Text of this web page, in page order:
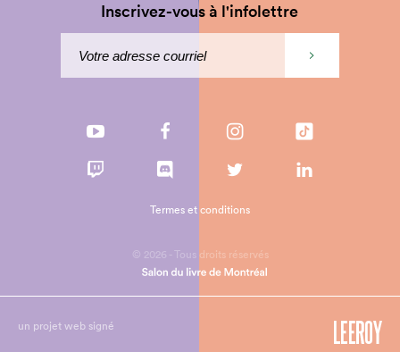
Inscrivez-vous à l'infolettre
© 2026 - Tous droits réservés
Termes et conditions
un projet web signé